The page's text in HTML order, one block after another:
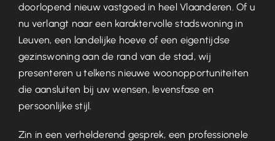
doorlopend nieuw vastgoed in heel Vlaanderen. Of u
nu verlangt naar een karaktervolle stadswoning in
Leuven, een landelijke hoeve of een eigentijdse
gezinswoning aan de rand van de stad, wij
presenteren u telkens nieuwe woonopportuniteiten
die aansluiten bij uw wensen, levensfase en
persoonlijke stijl.
Zin in een verhelderend gesprek, een professionele